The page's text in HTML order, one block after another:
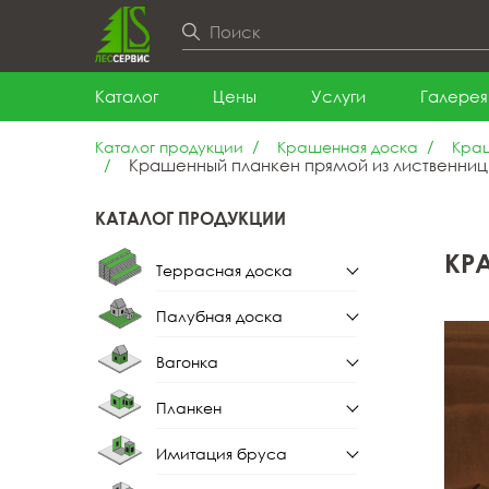
Каталог Цены Услуги Галерея
Каталог продукции Крашенная доска
Крашенный планкен прямой из
КАТАЛОГ ПРОДУКЦИИ
Террасная доска
Террасная доска из
лиственницы
Палубная доска
Палубная доска из
лиственницы
Вагонка
Вагонка штиль
Планкен
Планкен прямой
Имитация бруса